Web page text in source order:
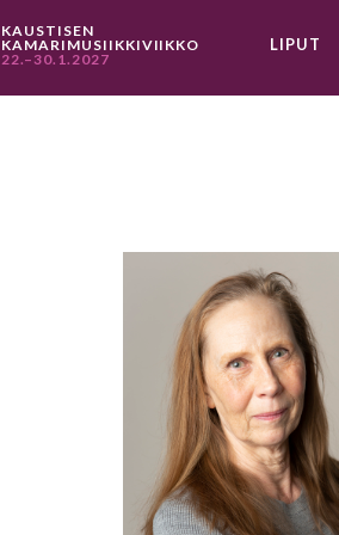
KAUSTISEN
KAMARIMUSIIKKIVIIKKO
22.–30.1.2027
LIPUT